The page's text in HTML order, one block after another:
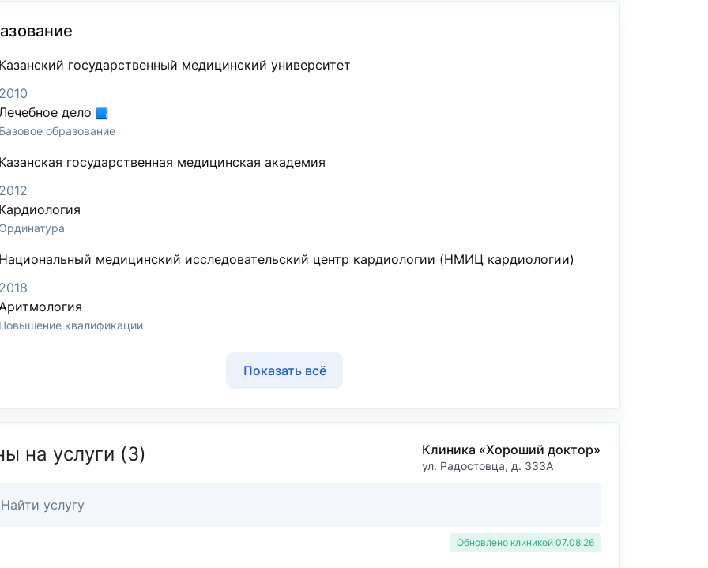
государственный медицинский университет
дело
образование
государственная медицинская академия
медицинский исследовательский центр кардиологии (НМИЦ кардиологии)
квалификации
Показать всё
на услуги (3) Клиника «Хороший доктор»
ул. Радостовца, д. 333А
Обновлено клиникой 07.08.26